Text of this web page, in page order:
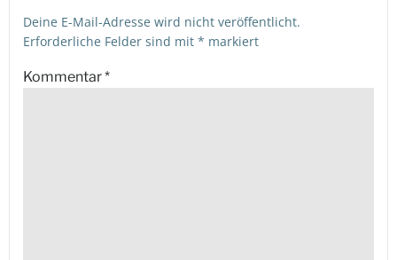
Deine E-Mail-Adresse wird nicht veröffentlicht.
Erforderliche Felder sind mit * markiert
Kommentar*